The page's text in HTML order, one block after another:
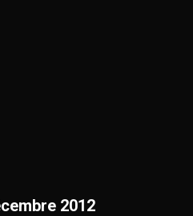
2012